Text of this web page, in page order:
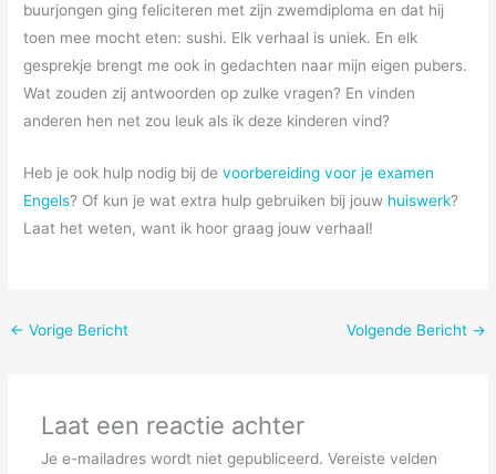
buurjongen ging feliciteren met zijn zwemdiploma en dat hij
toen mee mocht eten: sushi. Elk verhaal is uniek. En elk
gesprekje brengt me ook in gedachten naar mijn eigen pubers.
Wat zouden zij antwoorden op zulke vragen? En vinden
anderen hen net zou leuk als ik deze kinderen vind?
Heb je ook hulp nodig bij devoorbereiding voor je examen
Engels? Of kun je wat extra hulp gebruiken bij jouw huiswerk?
Laat het weten, want ik hoor graag jouw verhaal!
← Vorige Bericht Volgende Bericht →
Laat een reactie achter
Je e-mailadres wordt niet gepubliceerd. Vereiste velden